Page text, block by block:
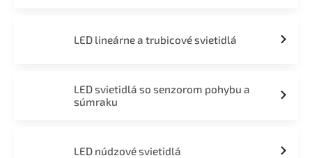
LED lineárne a trubicové svietidlá
LED svietidlá so senzorom pohybu a
súmraku
LED núdzové svietidlá